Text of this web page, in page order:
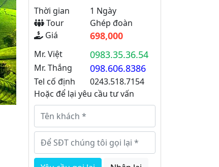
Thời gian
1 Ngày
Tour
Ghép đoàn
Giá
698,000
Mr. Việt 0983.35.36.54
Mr. Thắng 098.606.8386
Tel cố định
0243.518.7154
Hoặc để lại yêu cầu tư vấn